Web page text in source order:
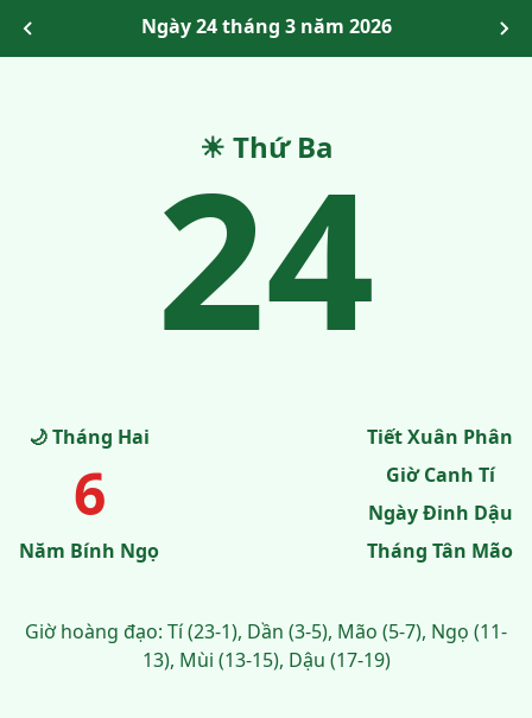
Ngày 24 tháng 3 năm 2026
☀ Thứ Ba
24
🌙 Tháng Hai
6
Năm Bính Ngọ
Tiết Xuân Phân
Giờ Canh Tí
Ngày Đinh Dậu
Tháng Tân Mão
Giờ hoàng đạo: Tí (23-1), Dần (3-5), Mão (5-7), Ngọ (11-
13), Mùi (13-15), Dậu (17-19)